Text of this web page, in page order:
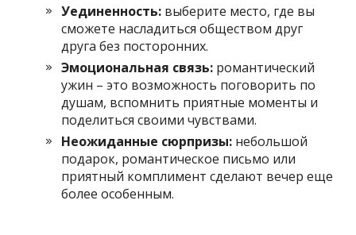
Уединенность: выберите место, где вы
сможете насладиться обществом друг
друга без посторонних.
Эмоциональная связь: романтический
ужин – это возможность поговорить по
душам, вспомнить приятные моменты и
поделиться своими чувствами.
Неожиданные сюрпризы: небольшой
подарок, романтическое письмо или
приятный комплимент сделают вечер еще
более особенным.